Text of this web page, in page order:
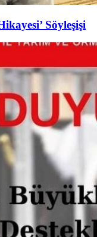
Söyleşişi